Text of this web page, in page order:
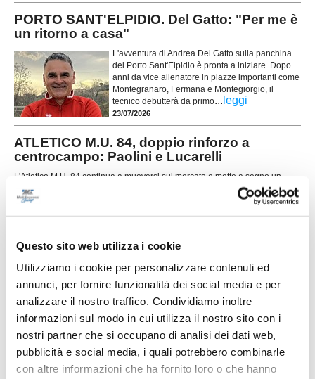
Questo sito web utilizza i cookie
Utilizziamo i cookie per personalizzare contenuti ed
annunci, per fornire funzionalità dei social media e per
analizzare il nostro traffico. Condividiamo inoltre
informazioni sul modo in cui utilizza il nostro sito con i
nostri partner che si occupano di analisi dei dati web,
pubblicità e social media, i quali potrebbero combinarle
con altre informazioni che ha fornito loro o che hanno
PORTO SANT'ELPIDIO. Del Gatto: "Per me è
un ritorno a casa"
L'avventura di Andrea Del Gatto sulla panchina
del Porto Sant'Elpidio è pronta a iniziare. Dopo
anni da vice allenatore in piazze importanti come
Montegranaro, Fermana e Montegiorgio, il
tecnico debutterà da primo... leggi
23/07/2026
ATLETICO M.U. 84, doppio rinforzo a
centrocampo: Paolini e Lucarelli
L'Atletico M.U. 84 continua a muoversi sul mercato e mette a segno un
doppio colpo per il centrocampo. La società ha infatti ufficializzato gli arrivi
di Francesco Paolini e Tommaso
PINTURETTA. Atriani e Cimadamore sono le
prime novità di mercato
La Pinturetta Falcor apre ufficialmente il proprio
mercato in vista della stagione 2026/2027 con
due innesti. La società rossoblù ha annunciato
primi rinforz ...leggi
21/07/2026
PORTO SANT'ELPIDIO. Cannoni nuovo DS: